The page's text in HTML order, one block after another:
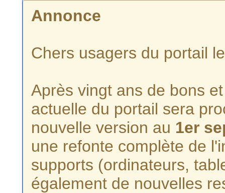
Annonce
Chers usagers du portail
Après vingt ans de bons
actuelle du portail sera
nouvelle version au 1er
une refonte complète de
supports (ordinateurs,
également de nouvelles